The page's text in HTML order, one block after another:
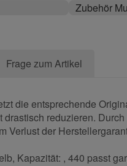
Zubehör
Frage zum Artikel
die entsprechende
reduzieren.
Verlust der
Kapazität: , 440 passt